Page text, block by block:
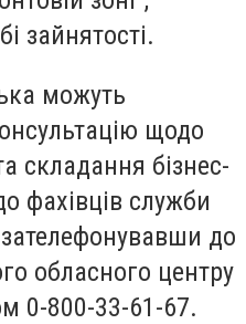
зайнятості.
можуть
щодо
складання бізнес-
фахівців служби
зателефонувавши до
обласного центру
0-800-33-61-67.